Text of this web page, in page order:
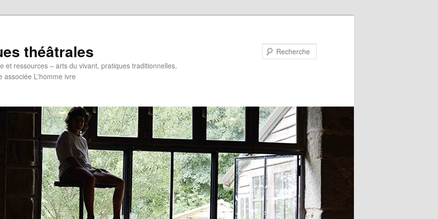
théâtrales
et ressources – arts du vivant, pratiques traditionnelles,
associée L'homme ivre